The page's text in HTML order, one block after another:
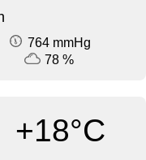
764 mmHg
78 %
+18°C